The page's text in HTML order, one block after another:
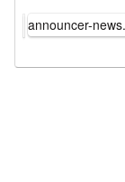
announcer-